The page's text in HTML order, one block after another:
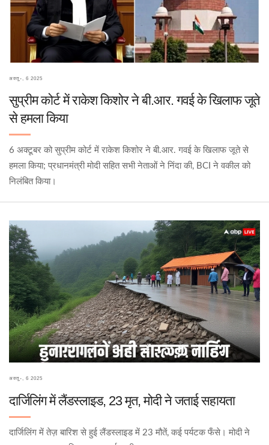
अक्तू॰, 6 2025
सुप्रीम कोर्ट में राकेश किशोर ने बी.आर. गवई के खिलाफ जूते
से हमला किया
6 अक्टूबर को सुप्रीम कोर्ट में राकेश किशोर ने बी.आर. गवई के खिलाफ जूते से
हमला किया; प्रधानमंत्री मोदी सहित सभी नेताओं ने निंदा की, BCI ने वकील को
निलंबित किया।
अक्तू॰, 6 2025
दार्जिलिंग में लैंडस्लाइड, 23 मृत, मोदी ने जताई सहायता
दार्जिलिंग में तेज़ बारिश से हुई लैंडस्लाइड में 23 मौतें, कई पर्यटक फँसे। मोदी ने